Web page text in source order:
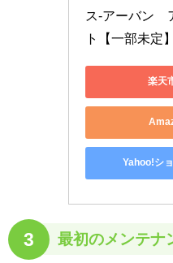
ス-アーバン　
ト【一部未定】
楽天
Yahoo!シ
3 最初のメンテナ